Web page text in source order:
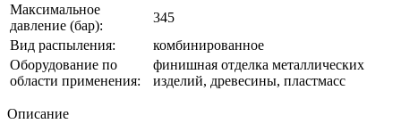
Максимальное
давление (бар):
345
Вид распыления:
комбинированное
Оборудование по
области применения:
финишная отделка металлических
изделий, древесины, пластмасс
Описание